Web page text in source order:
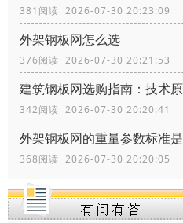
381阅读 2026-07-30 20:23:09
外架钢板网怎么选
376阅读 2026-07-30 20:21:53
建筑钢板网选购指南：技术
342阅读 2026-07-30 20:20:41
外架钢板网的重量参数标准
368阅读 2026-07-30 20:20:05